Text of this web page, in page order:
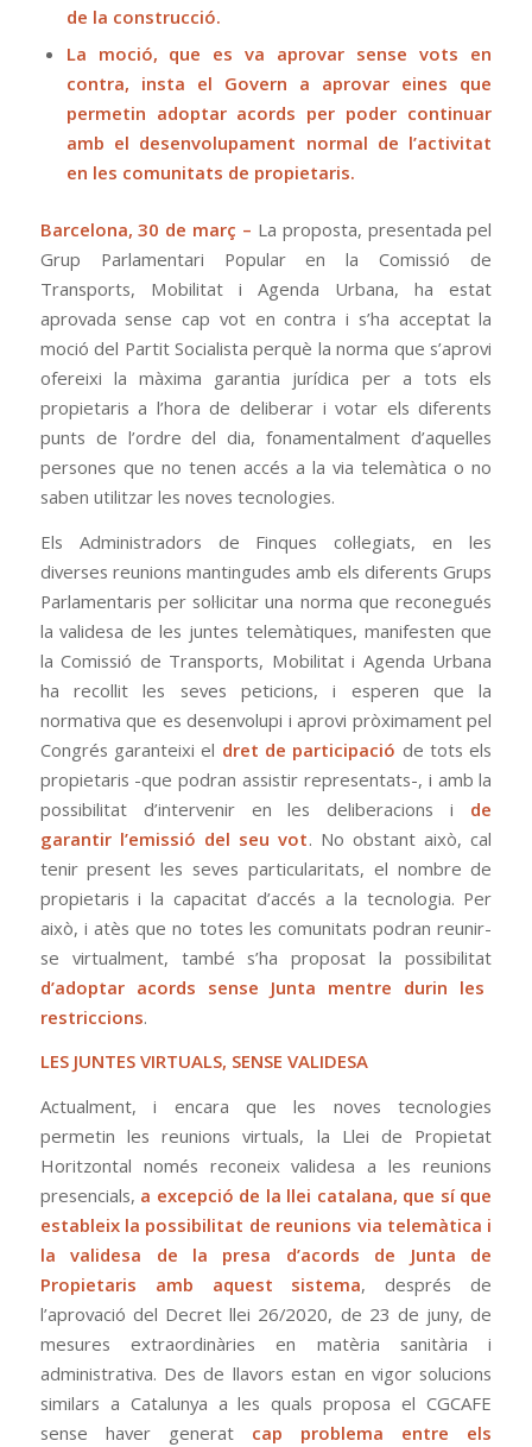
de la construcció.
La moció, que es va aprovar sense vots en
contra, insta el Govern a aprovar eines que
permetin adoptar acords per poder continuar
amb el desenvolupament normal de l’activitat
en les comunitats de propietaris.
Barcelona, 30 de març – La proposta, presentada pel
Grup Parlamentari Popular en la Comissió de
Transports, Mobilitat i Agenda Urbana, ha estat
aprovada sense cap vot en contra i s’ha acceptat la
moció del Partit Socialista perquè la norma que s’aprovi
ofereixi la màxima garantia jurídica per a tots els
propietaris a l’hora de deliberar i votar els diferents
punts de l’ordre del dia, fonamentalment d’aquelles
persones que no tenen accés a la via telemàtica o no
saben utilitzar les noves tecnologies.
Els Administradors de Finques col·legiats, en les
diverses reunions mantingudes amb els diferents Grups
Parlamentaris per sol·licitar una norma que reconegués
la validesa de les juntes telemàtiques, manifesten que
la Comissió de Transports, Mobilitat i Agenda Urbana
ha recollit les seves peticions, i esperen que la
normativa que es desenvolupi i aprovi pròximament pel
Congrés garanteixi el dret de participació de tots els
propietaris -que podran assistir representats-, i amb la
possibilitat d’intervenir en les deliberacions i de
garantir l’emissió del seu vot. No obstant això, cal
tenir present les seves particularitats, el nombre de
propietaris i la capacitat d’accés a la tecnologia. Per
això, i atès que no totes les comunitats podran reunir-
se virtualment, també s’ha proposat la possibilitat
d’adoptar acords sense Junta mentre durin les
restriccions.
LES JUNTES VIRTUALS, SENSE VALIDESA
Actualment, i encara que les noves tecnologies
permetin les reunions virtuals, la Llei de Propietat
Horitzontal només reconeix validesa a les reunions
presencials, a excepció de la llei catalana, que sí que
estableix la possibilitat de reunions via telemàtica i
la validesa de la presa d’acords de Junta de
Propietaris amb aquest sistema, després de
l’aprovació del Decret llei 26/2020, de 23 de juny, de
mesures extraordinàries en matèria sanitària i
administrativa. Des de llavors estan en vigor solucions
similars a Catalunya a les quals proposa el CGCAFE
sense haver generat cap problema entre els